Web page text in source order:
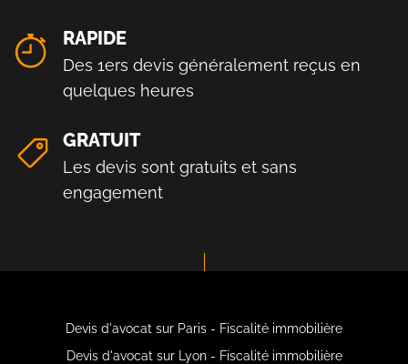
RAPIDE
Des 1ers devis généralement reçus en
quelques heures
GRATUIT
Les devis sont gratuits et sans
engagement
Devis d'avocat sur Paris - Fiscalité immobilière
Devis d'avocat sur Lyon - Fiscalité immobilière